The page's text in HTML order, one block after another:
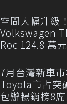
空間大幅升級
Volkswagen
Roc 124.8 萬
7月台灣新車
Toyota市占突
包辦暢銷榜8席